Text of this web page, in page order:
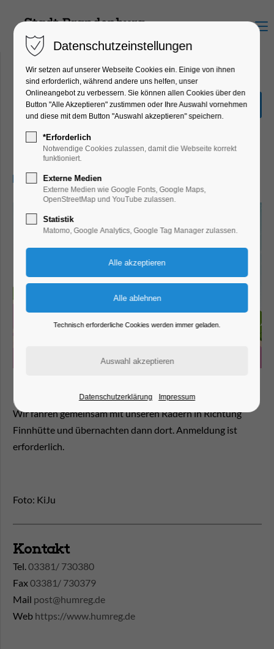
Menu
Radtour & Übernachtung
in der Finnhütte!
Ferienkalender, Kinder, Jugend, Mitmach-
Aktion
01.08.2024, 12:00–11:00
Wir fahren gemeinsam mit unseren Rädern in Richtung
Finnhütte und übernachten dann dort. Anmeldung ist
erforderlich.
Foto: KiJu
Kontakt
Tel.03381/ 730380
Fax03381/ 730379
Mail post@humreg.de
Web https://www.humreg.de
Datenschutzeinstellungen
Wir setzen auf unserer Webseite Cookies ein. Einige von ihnen
sind erforderlich, während andere uns helfen, unser
Onlineangebot zu verbessern. Sie können allen Cookies über den
Button "Alle Akzeptieren" zustimmen oder Ihre Auswahl vornehmen
und diese mit dem Button "Auswahl akzeptieren" speichern.
*Erforderlich
Notwendige Cookies zulassen, damit die Webseite korrekt
funktioniert.
Externe Medien
Externe Medien wie Google Fonts, Google Maps,
OpenStreetMap und YouTube zulassen.
Statistik
Matomo, Google Analytics, Google Tag Manager zulassen.
Technisch erforderliche Cookies werden immer geladen.
Datenschutzerklärung Impressum